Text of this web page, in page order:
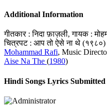
Additional Information
गीतकार : निदा फ़ाज़ली, गायक :
चित्रपट : आप तो ऐसे ना थे (१९८०)
Mohammad Rafi, Music
Aise Na The (1980)
Hindi Songs Lyrics